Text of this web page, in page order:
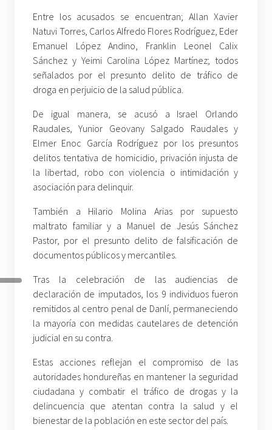
Entre los acusados se encuentran; Allan Xavier
Natuvi Torres, Carlos Alfredo Flores Rodríguez, Eder
Emanuel López Andino, Franklin Leonel Calix
Sánchez y Yeimi Carolina López Martínez; todos
señalados por el presunto delito de tráfico de
droga en perjuicio de la salud pública.
De igual manera, se acusó a Israel Orlando
Raudales, Yunior Geovany Salgado Raudales y
Elmer Enoc García Rodríguez por los presuntos
delitos tentativa de homicidio, privación injusta de
la libertad, robo con violencia o intimidación y
asociación para delinquir.
También a Hilario Molina Arias por supuesto
maltrato familiar y a Manuel de Jesús Sánchez
Pastor, por el presunto delito de falsificación de
documentos públicos y mercantiles.
Tras la celebración de las audiencias de
declaración de imputados, los 9 individuos fueron
remitidos al centro penal de Danlí, permaneciendo
la mayoría con medidas cautelares de detención
judicial en su contra.
Estas acciones reflejan el compromiso de las
autoridades hondureñas en mantener la seguridad
ciudadana y combatir el tráfico de drogas y la
delincuencia que atentan contra la salud y el
bienestar de la población en este sector del país.